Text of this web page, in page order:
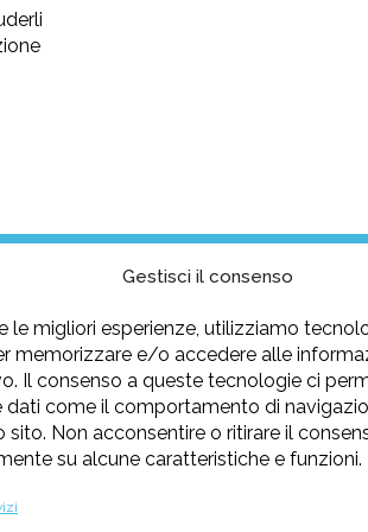
Gestisci il consenso
le migliori esperienze, utilizziamo
memorizzare e/o accedere alle
Il consenso a queste tecnologie ci
dati come il comportamento di
sito. Non acconsentire o ritirare il
su alcune caratteristiche e funzioni.
compleanni
di Lugano.